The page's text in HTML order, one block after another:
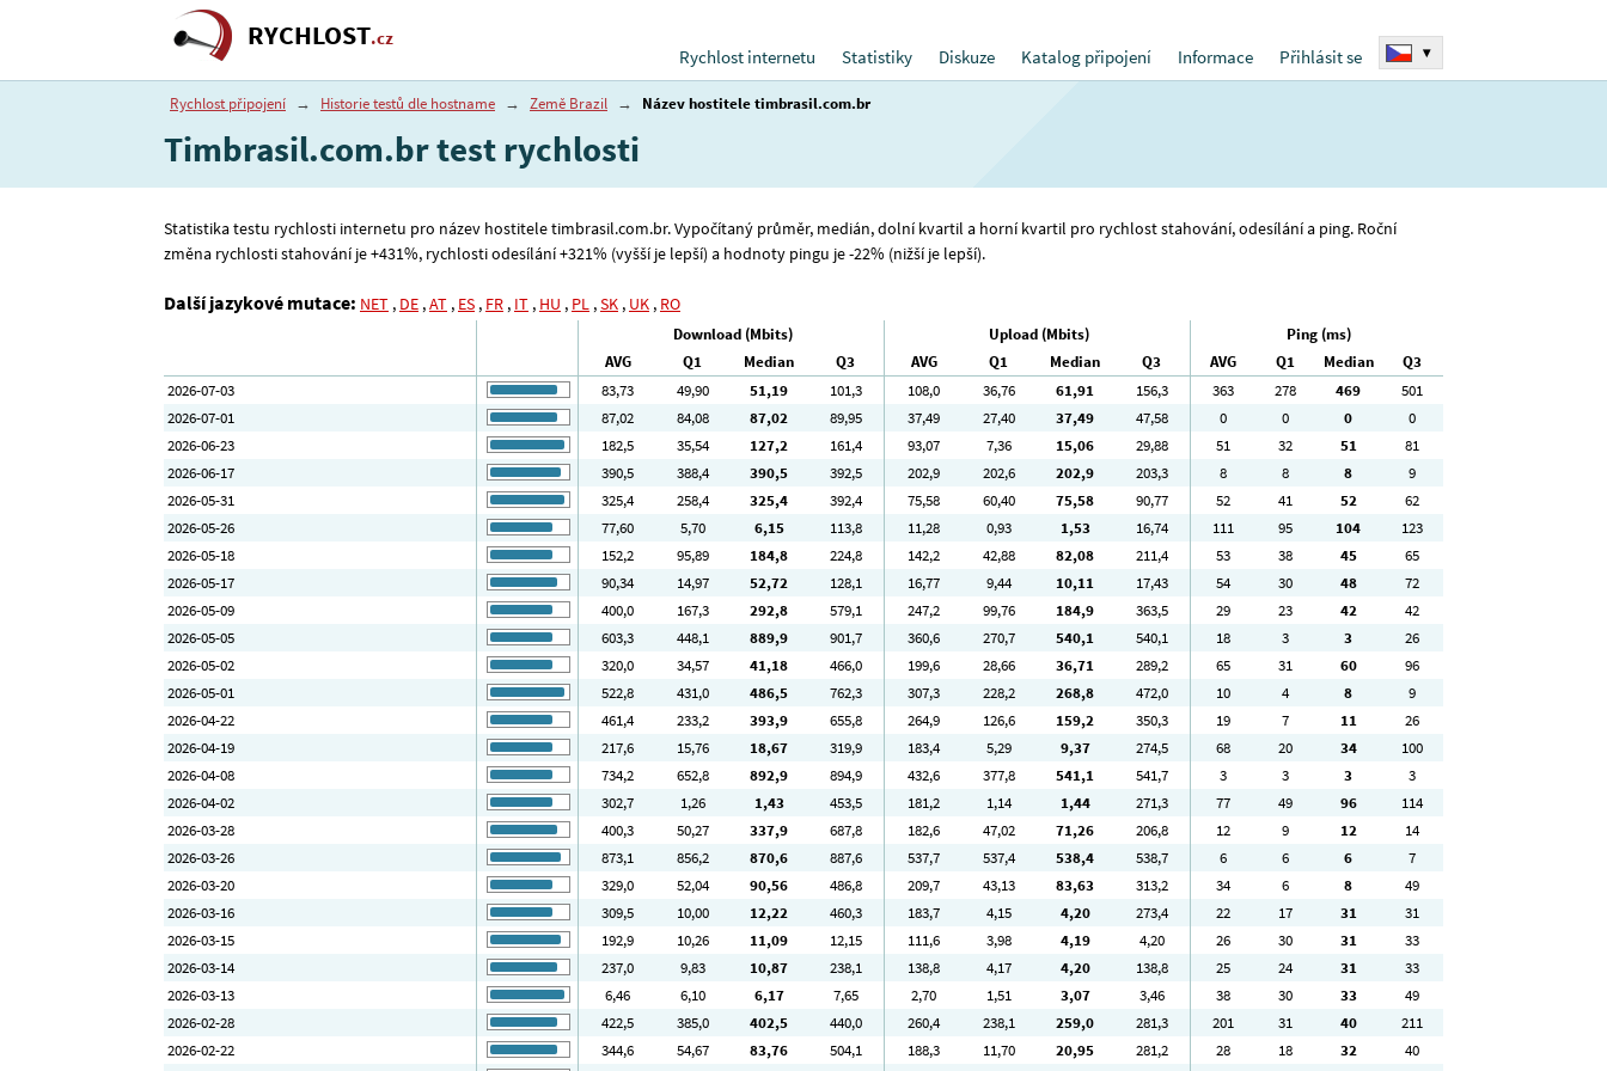
RYCHLOST.cz
Rychlost internetu
Statistiky Diskuze Katalog připojení Informace Přihlásit se ▾
Rychlost připojení → Historie testů dle hostname → Země Brazil → Název hostitele timbrasil.com.br
Timbrasil.com.br test rychlosti
Statistika testu rychlosti internetu pro název hostitele timbrasil.com.br. Vypočítaný průměr, medián, dolní kvartil a horní kvartil pro rychlost stahování, odesílání a ping. Roční
změna rychlosti stahování je +431%, rychlosti odesílání +321% (vyšší je lepší) a hodnoty pingu je -22% (nižší je lepší).
Další jazykové mutace: NET , DE ,AT , ES , FR , IT , HU , PL ,SK , UK , RO
Download (Mbits) Upload (Mbits)
Ping (ms)
AVG
Q1 Median Q3 AVG Q1 Median Q3 AVG Q1 Median
Q3
2026-07-03
83,73 49,90 51,19 101,3 108,0 36,76 61,91 156,3 363 278 469
501
2026-07-01
87,02 84,08 87,02 89,95 37,49 27,40 37,49 47,58 0 0 0
0
2026-06-23
182,5 35,54 127,2 161,4 93,07 7,36 15,06 29,88 51 32 51
81
2026-06-17
390,5 388,4 390,5 392,5 202,9 202,6 202,9 203,3 8 8 8
9
2026-05-31
325,4 258,4 325,4 392,4 75,58 60,40 75,58 90,77 52 41 52
62
2026-05-26
77,60 5,70 6,15 113,8 11,28 0,93 1,53 16,74 111 95 104
123
2026-05-18
152,2 95,89 184,8 224,8 142,2 42,88 82,08 211,4 53 38 45
65
2026-05-17
90,34 14,97 52,72 128,1 16,77 9,44 10,11 17,43 54 30 48
72
2026-05-09
400,0 167,3 292,8 579,1 247,2 99,76 184,9 363,5 29 23 42
42
2026-05-05
603,3 448,1 889,9 901,7 360,6 270,7 540,1 540,1 18 3 3
26
2026-05-02
320,0 34,57 41,18 466,0 199,6 28,66 36,71 289,2 65 31 60
96
2026-05-01
522,8 431,0 486,5 762,3 307,3 228,2 268,8 472,0 10 4 8
9
2026-04-22
461,4 233,2 393,9 655,8 264,9 126,6 159,2 350,3 19 7 11
26
2026-04-19
217,6 15,76 18,67 319,9 183,4 5,29 9,37 274,5 68 20 34
100
2026-04-08
734,2 652,8 892,9 894,9 432,6 377,8 541,1 541,7 3 3 3
3
2026-04-02
302,7 1,26 1,43 453,5 181,2 1,14 1,44 271,3 77 49 96
114
2026-03-28
400,3 50,27 337,9 687,8 182,6 47,02 71,26 206,8 12 9 12
14
2026-03-26
873,1 856,2 870,6 887,6 537,7 537,4 538,4 538,7 6 6 6
7
2026-03-20
329,0 52,04 90,56 486,8 209,7 43,13 83,63 313,2 34 6 8
49
2026-03-16
309,5 10,00 12,22 460,3 183,7 4,15 4,20 273,4 22 17 31
31
2026-03-15
192,9 10,26 11,09 12,15 111,6 3,98 4,19 4,20 26 30 31
33
2026-03-14
237,0 9,83 10,87 238,1 138,8 4,17 4,20 138,8 25 24 31
33
2026-03-13
6,46 6,10 6,17 7,65 2,70 1,51 3,07 3,46 38 30 33
49
2026-02-28
422,5 385,0 402,5 440,0 260,4 238,1 259,0 281,3 201 31 40
211
2026-02-22
344,6 54,67 83,76 504,1 188,3 11,70 20,95 281,2 28 18 32
40